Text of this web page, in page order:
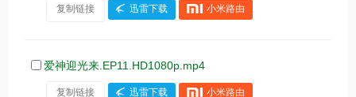
复制链接 迅雷下载 小米路由
爱神迎光来.EP11.HD1080p.mp4
复制链接 迅雷下载 小米路由